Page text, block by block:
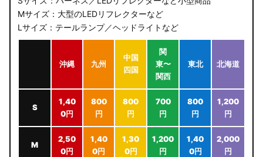
Mサイズ：大型のLEDリフレクターなど
Lサイズ：テールランプ／ヘッドライトなど
沖縄 九州
中国
四国
関
東〜
関西
東北 北海道
S
1,40
0円
800
円
800
円
700
円
800
円
1,200
円
M
2,50
0円
1,40
0円
1,30
0円
1,200
円
1,40
0円
2,000
円